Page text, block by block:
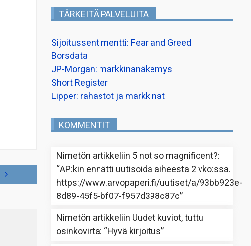
TÄRKEITÄ PALVELUITA
Sijoitussentimentti: Fear and Greed
Borsdata
JP-Morgan: markkinanäkemys
Short Register
Lipper: rahastot ja markkinat
KOMMENTIT
Nimetön artikkeliin 5 not so magnificent?:
“AP:kin ennätti uutisoida aiheesta 2 vko:ssa.
https://www.arvopaperi.fi/uutiset/a/93bb923e-
8d89-45f5-bf07-f957d398c87c”
Nimetön artikkeliin Uudet kuviot, tuttu
osinkovirta: “Hyvä kirjoitus”